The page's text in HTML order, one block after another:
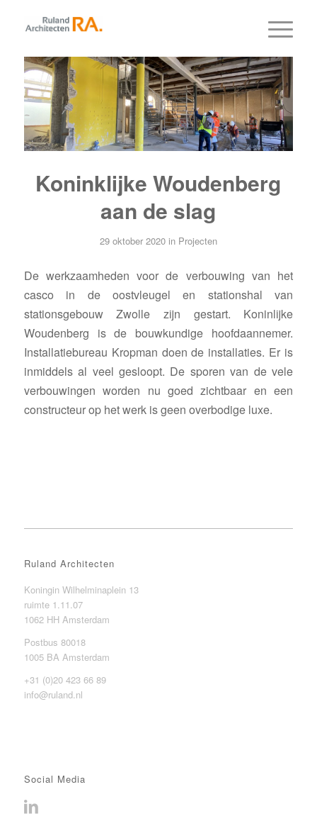
Koninklijke Woudenberg
aan de slag
29 oktober 2020 in Projecten
De werkzaamheden voor de verbouwing van het
casco in de oostvleugel en stationshal van
stationsgebouw Zwolle zijn gestart. Koninlijke
Woudenberg is de bouwkundige hoofdaannemer.
Installatiebureau Kropman doen de installaties. Er is
inmiddels al veel gesloopt. De sporen van de vele
verbouwingen worden nu goed zichtbaar en een
constructeur op het werk is geen overbodige luxe.
Ruland Architecten
Koningin Wilhelminaplein 13
ruimte 1.11.07
1062 HH Amsterdam
Postbus 80018
1005 BA Amsterdam
+31 (0)20 423 66 89
info@ruland.nl
Social Media